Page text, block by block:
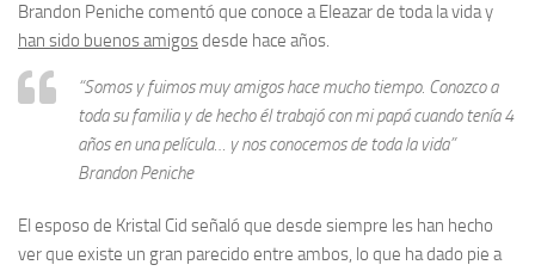
Brandon Peniche comentó que conoce a Eleazar de toda la vida y
han sido buenos amigosdesde hace años.
“Somos y fuimos muy amigos hace mucho tiempo. Conozco a
toda su familia y de hecho él trabajó con mi papá cuando tenía 4
años en una película… y nos conocemos de toda la vida”
Brandon Peniche
El esposo de Kristal Cid señaló que desde siempre les han hecho
ver que existe un gran parecido entre ambos, lo que ha dado pie a